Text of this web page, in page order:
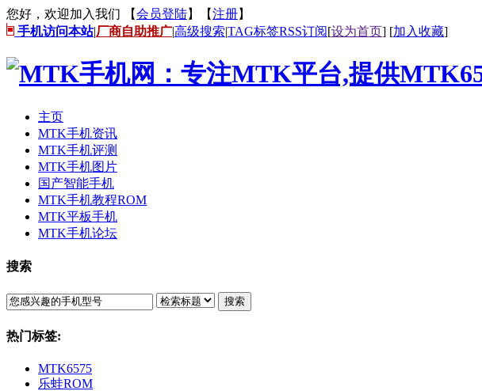
您好，欢迎加入我们 【会员登陆】【注册】
手机访问本站|厂商自助推广|高级搜索|TAG标签RSS订阅[设为首页] [加入收藏]
主页
MTK手机资讯
MTK手机评测
MTK手机图片
国产智能手机
MTK手机教程ROM
MTK平板手机
MTK手机论坛
搜索
搜索
热门标签:
MTK6575
乐蛙ROM